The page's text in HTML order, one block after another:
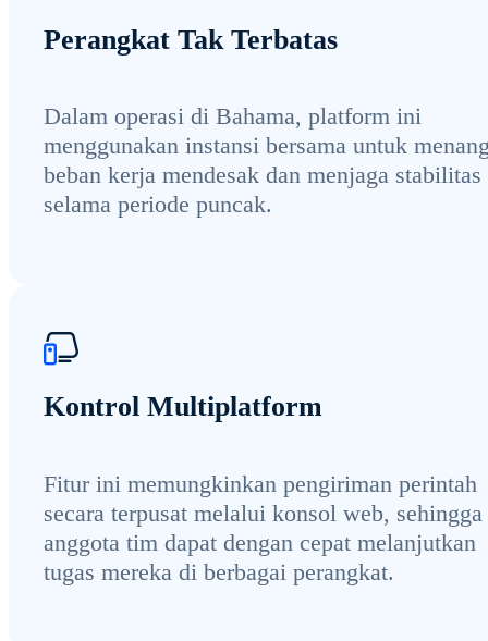
Perangkat Tak Terbatas
Dalam operasi di Bahama, platform ini
menggunakan instansi bersama untuk
beban kerja mendesak dan menjaga stabilitas
selama periode puncak.
Kontrol Multiplatform
Fitur ini memungkinkan pengiriman perintah
secara terpusat melalui konsol web, sehingga
anggota tim dapat dengan cepat melanjutkan
tugas mereka di berbagai perangkat.